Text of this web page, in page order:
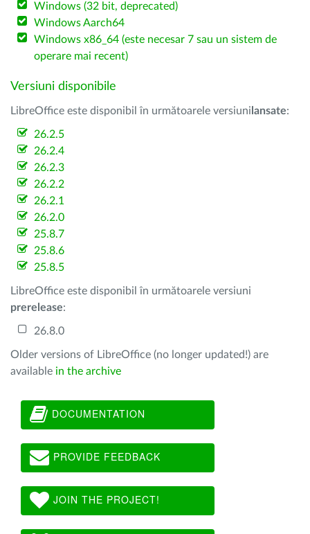
Windows (32 bit, deprecated)
Windows Aarch64
Windows x86_64 (este necesar 7 sau un sistem de
operare mai recent)
Versiuni disponibile
LibreOffice este disponibil în următoarele versiuni lansate:
26.2.5
26.2.4
26.2.3
26.2.2
26.2.1
26.2.0
25.8.7
25.8.6
25.8.5
LibreOffice este disponibil în următoarele versiuni
prerelease:
26.8.0
Older versions of LibreOffice (no longer updated!) are
available in the archive
DOCUMENTATION
PROVIDE FEEDBACK
JOIN THE PROJECT!